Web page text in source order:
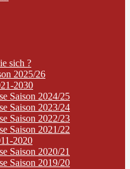
sich ?
2025/26
2030
Saison 2024/25
Saison 2023/24
Saison 2022/23
Saison 2021/22
2020
Saison 2020/21
Saison 2019/20